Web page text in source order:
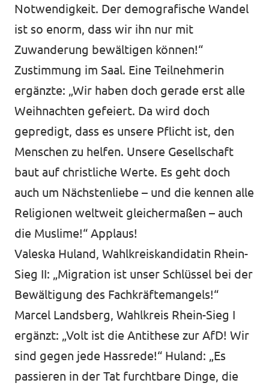
Impressum
Datenschutz
Notwendigkeit. Der demografische Wandel
ist so enorm, dass wir ihn nur mit
Zuwanderung bewältigen können!“
Zustimmung im Saal. Eine Teilnehmerin
ergänzte: „Wir haben doch gerade erst alle
Weihnachten gefeiert. Da wird doch
gepredigt, dass es unsere Pflicht ist, den
Menschen zu helfen. Unsere Gesellschaft
baut auf christliche Werte. Es geht doch
auch um Nächstenliebe – und die kennen alle
Religionen weltweit gleichermaßen – auch
die Muslime!“ Applaus!
Valeska Huland, Wahlkreiskandidatin Rhein-
Sieg II: „Migration ist unser Schlüssel bei der
Bewältigung des Fachkräftemangels!“
Marcel Landsberg, Wahlkreis Rhein-Sieg I
ergänzt: „Volt ist die Antithese zur AfD! Wir
sind gegen jede Hassrede!“ Huland: „Es
passieren in der Tat furchtbare Dinge, die